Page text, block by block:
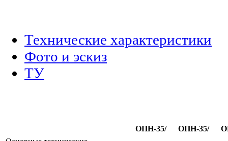
Технические характеристики
Фото и эскиз
ТУ
ОПН-35/
ОПН-35/